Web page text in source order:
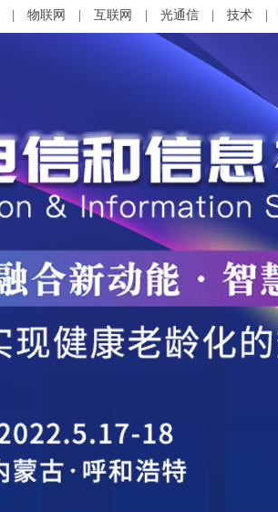
物联网 互联网 光通信 技术